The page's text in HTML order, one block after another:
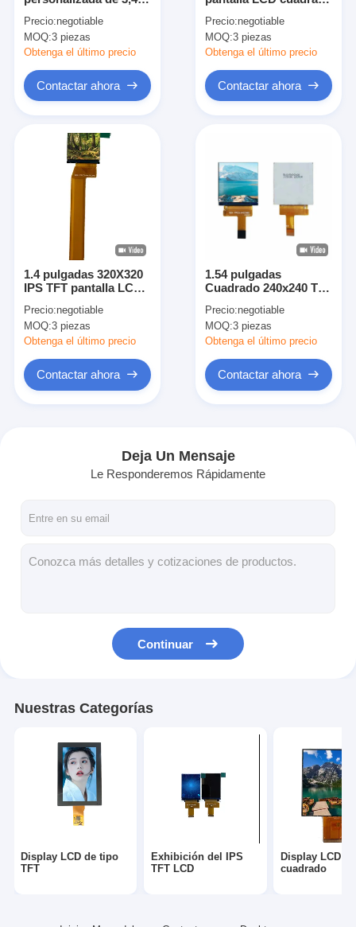
Productos
Vídeos
Sobre nosotros
Visita a la fábrica
Control de calidad
Contacta con nosotros
Noticias
exhibición de Epaper de la E-tinta
Pantalla táctil LCD TFT resistiva
Display con PMoled
Display de pantalla LCD TFT
Display LCD TFT de RF
Monitor LCD industrial
480x480 20pin Pantalla
digital industrial
Precio:negotiable
MOQ:3 piezas
Obtenga el último precio
Contactar ahora
128x128
Precio:negotiable
MOQ:3 piezas
Obtenga el último precio
Contactar ahora
1.4 pulgadas 320X320
IPS TFT pantalla LCD
electrónica de
consumo digital
médica
Precio:negotiable
MOQ:3 piezas
Obtenga el último precio
Contactar ahora
1.54 pulgadas
Cuadrado 240x240 TFT
LCD HD St7789 para
electrodomésticos
Precio:negotiable
MOQ:3 piezas
Obtenga el último precio
Contactar ahora
Deja Un Mensaje
Le Responderemos Rápidamente
Continuar
Nuestras Categorías
Display LCD de tipo
TFT
Exhibición del IPS
TFT LCD
Display LCD
cuadrado